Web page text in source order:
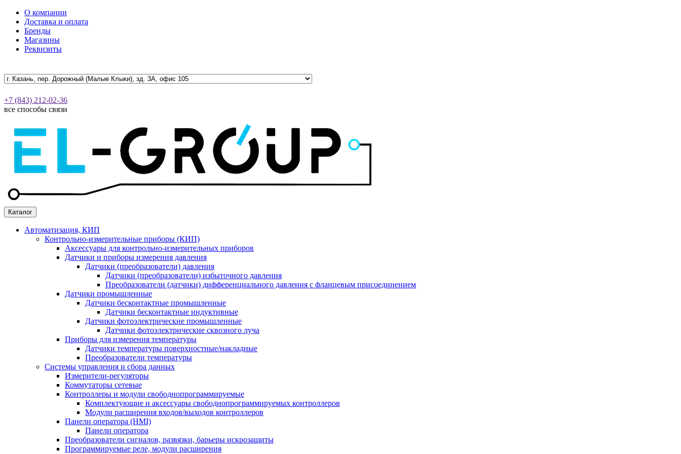
О компании
Доставка и оплата
Бренды
Магазины
Реквизиты
+7 (843) 212-02-36
все способы связи
Каталог
Автоматизация, КИП
Контрольно-измерительные приборы (КИП)
Аксессуары для контрольно-измерительных приборов
Датчики и приборы измерения давления
Датчики (преобразователи) давления
Датчики (преобразователи) избыточного давления
Преобразователи (датчики) дифференциального давления с фланцевым присоединением
Датчики промышленные
Датчики бесконтактные промышленные
Датчики бесконтактные индуктивные
Датчики фотоэлектрические промышленные
Датчики фотоэлектрические сквозного луча
Приборы для измерения температуры
Датчики температуры поверхностные/накладные
Преобразователи температуры
Системы управления и сбора данных
Измерители-регуляторы
Коммутаторы сетевые
Контроллеры и модули свободнопрограммируемые
Комплектующие и аксессуары свободнопрограммируемых контроллеров
Модули расширения входов/выходов контроллеров
Панели оператора (HMI)
Панели оператора
Преобразователи сигналов, развязки, барьеры искрозащиты
Программируемые реле, модули расширения